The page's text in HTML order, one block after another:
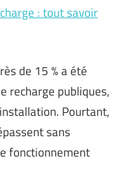
: tout savoir
de 15 % a été
recharge publiques,
Pourtant,
sans
fonctionnement